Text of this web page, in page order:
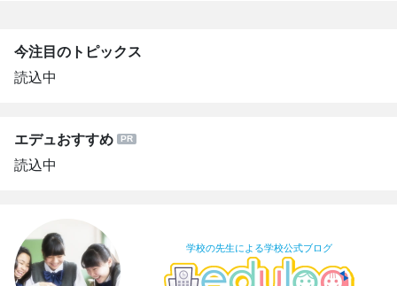
今注目のトピックス
読込中
エデュおすすめ
読込中
学校の先生による学校公式ブログ